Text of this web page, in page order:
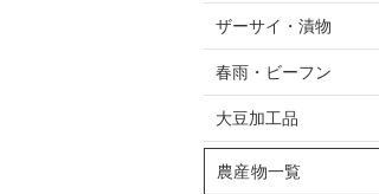
ザーサイ・漬物
春雨・ビーフン
大豆加工品
農産物一覧